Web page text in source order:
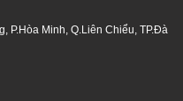
Minh, Q.Liên Chiểu, TP.Đà